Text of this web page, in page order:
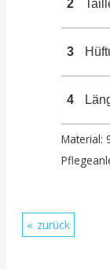
2
3
4
Material:
zurück